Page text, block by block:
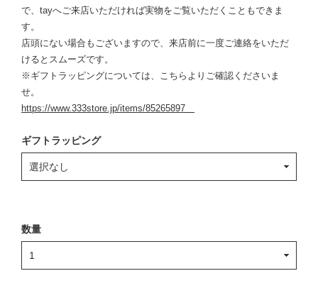
で、tayへご来店いただければ実物をご覧いただくこともできま
す。
店頭にない場合もございますので、来店前に一度ご連絡をいただ
けるとスムーズです。
※ギフトラッピングについては、こちらよりご確認くださいま
せ。
https://www.333store.jp/items/85265897
ギフトラッピング
数量